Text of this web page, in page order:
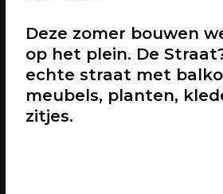
Deze zomer bouwen
op het plein. De
echte straat met
meubels, planten,
zitjes.